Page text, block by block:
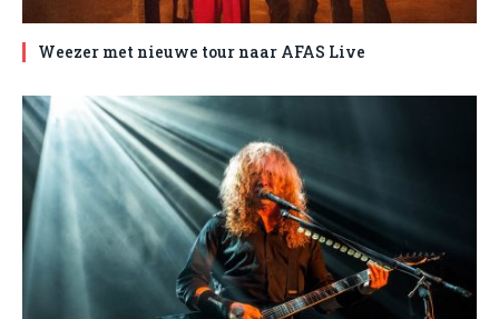
Weezer met nieuwe tour naar AFAS Live